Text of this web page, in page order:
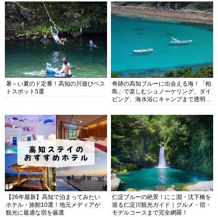
暑～い夏のド定番！高知の川遊びベス
トスポット5選
奇跡の高知ブルーに出会える海！「柏
島」で楽しむシュノーケリング、ダイ
ビング、海水浴にキャンプまで透明度
【26年最新】高知で泊まってみたい
ホテル・旅館10選！地元メディアが
観光に最適な宿を厳選
仁淀ブルーの絶景！にこ淵・沈下橋を
巡る仁淀川観光ガイド｜グルメ・宿・
モデルコースまで完全網羅！